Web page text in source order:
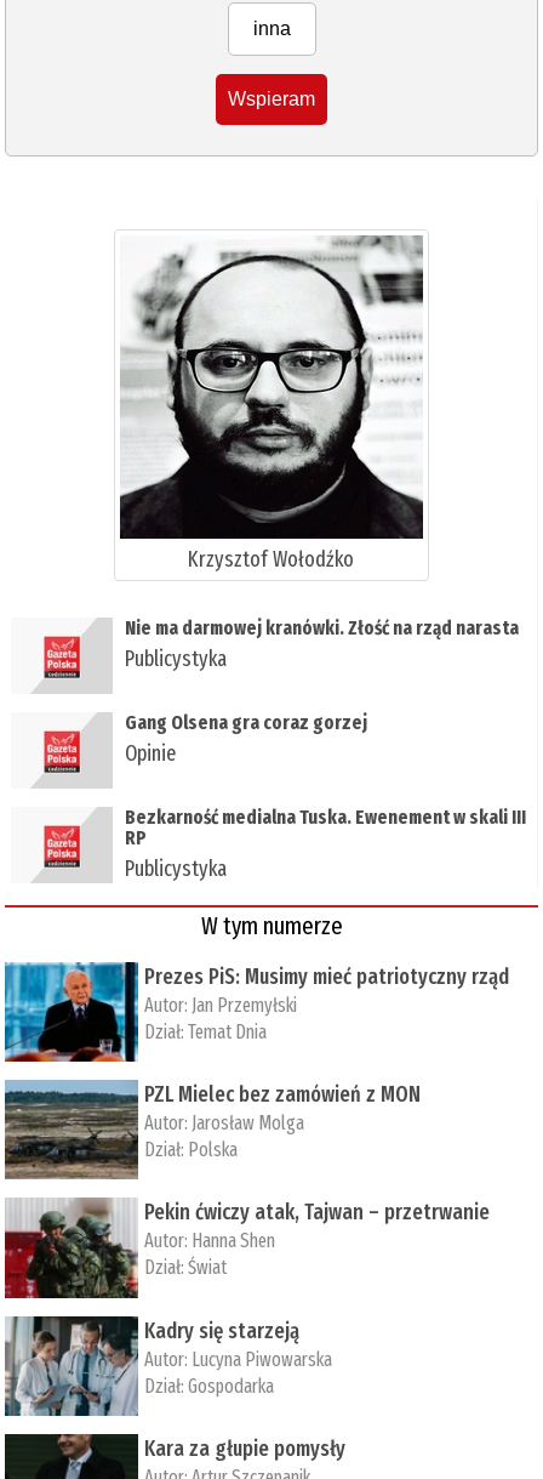
inna
Wspieram
Krzysztof Wołodźko
Nie ma darmowej kranówki. Złość na rząd narasta
Publicystyka
Gang Olsena gra coraz gorzej
Opinie
Bezkarność medialna Tuska. Ewenement w skali III
RP
Publicystyka
W tym numerze
Prezes PiS: Musimy mieć patriotyczny rząd
Autor: Jan Przemyłski
Dział:Temat Dnia
PZL Mielec bez zamówień z MON
Autor: Jarosław Molga
Dział: Polska
Pekin ćwiczy atak, Tajwan – przetrwanie
Autor: ­Hanna Shen
Dział:Świat
Kadry się starzeją
Autor: Lucyna Piwowarska
Dział:Gospodarka
Kara za głupie pomysły